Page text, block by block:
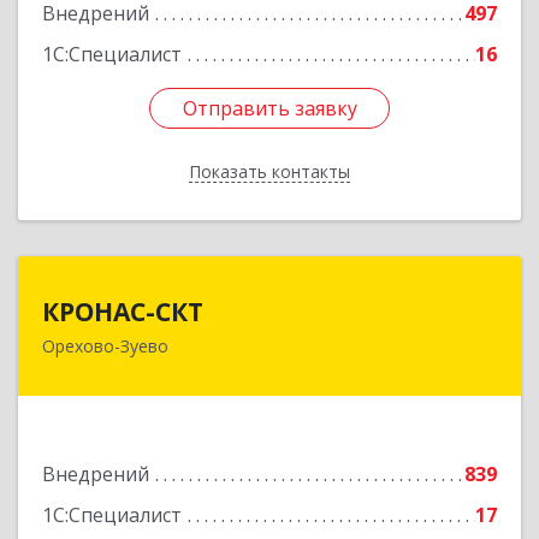
Внедрений
497
1С:Специалист
16
Отправить заявку
Показать контакты
Отправить заявку
Назад
КРОНАС-СКТ
Орехово-Зуево
Внедрений
839
1С:Специалист
17
142600, Московская обл, Орехово-Зуево г,